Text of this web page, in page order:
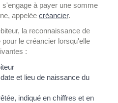
s'engage à payer une somme
appelée créancier.
la reconnaissance de
le créancier lorsqu'elle
:
et lieu de naissance du
indiqué en chiffres et en